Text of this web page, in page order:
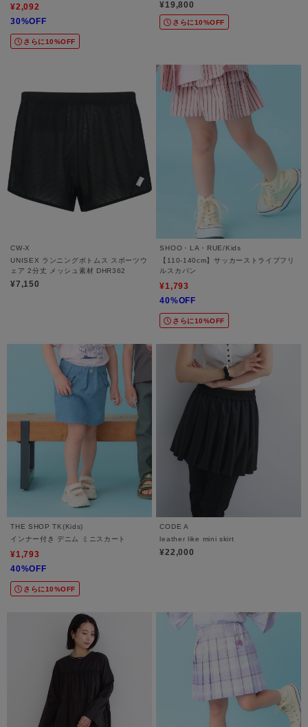
¥2,092
30%OFF
さらに10%OFF
¥19,800
さらに10%OFF
CW-X
UNISEX ランニングボトムス スポーツウ
ェア 2分丈 メッシュ素材 DHR362
¥7,150
SHOO・LA・RUE/Kids
【110-140cm】サッカーストライプフリ
ルスカパン
¥1,793
40%OFF
さらに10%OFF
THE SHOP TK(Kids)
インナー付き デニム ミニスカート
¥1,793
40%OFF
さらに10%OFF
CODE A
leather like mini skirt
¥22,000